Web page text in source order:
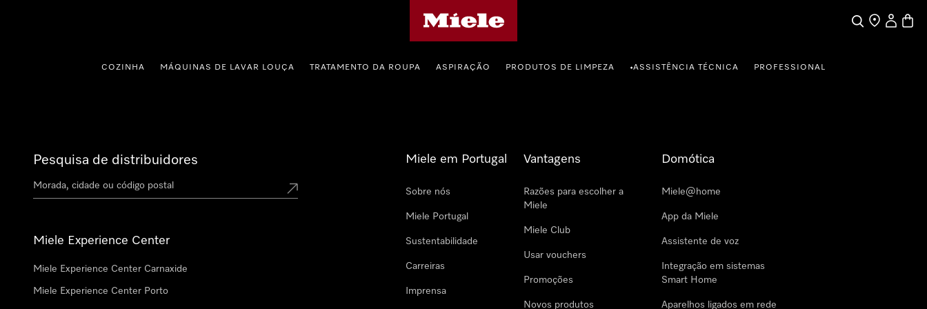
PesquisaEncontrar loja
A minha
COZINHA MÁQUINAS DE LAVAR LOUÇA TRATAMENTO DA ROUPA ASPIRAÇÃO PRODUTOS DE LIMPEZA •ASSISTÊNCIA TÉCNICA PROFESSIONAL
Pesquisa de distribuidores
Miele Experience Center
Miele Experience Center Carnaxide
Miele Experience Center Porto
Miele em Portugal
Sobre nós
Miele Portugal
Sustentabilidade
Carreiras
Imprensa
Vantagens
Razões para escolher a
Miele
Miele Club
Usar vouchers
Promoções
Novos produtos
Domótica
Miele@home
App da Miele
Assistente de voz
Integração em sistemas
Smart Home
Aparelhos ligados em rede